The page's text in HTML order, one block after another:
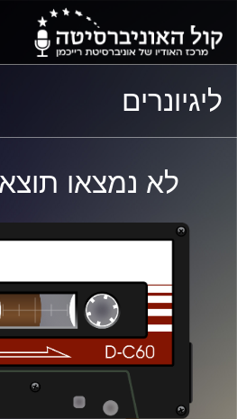
התפריט
הראשי
התוכן
הראשי
ליגיונרים
לא נמצאו